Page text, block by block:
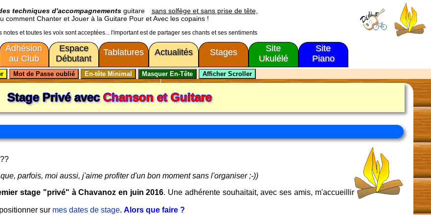
techniques d'accompagnementsguitare
sans solfège et sans prise de tête,
comment Chanter et Jouer à la Guitare Pour et Avec les copains !
notes et toutes les voix sont acceptées... l'important est de partager ses chants et ses sentiments
Adhésion
au Club
Espace
Débutant
Tablatures Actualités Stages
Site
Ukulélé
Site
Piano
Stage Privé avecChanson et Guitare
parfois, moi aussi, j'aime profiter d'un bon moment sans l'organiser ;-))
stage "privé" à Chavanoz en juin 2016. Une adhérente souhaitait, avec ses amis, m'accueillir
sur mes dates de stage. Alors que faire ?